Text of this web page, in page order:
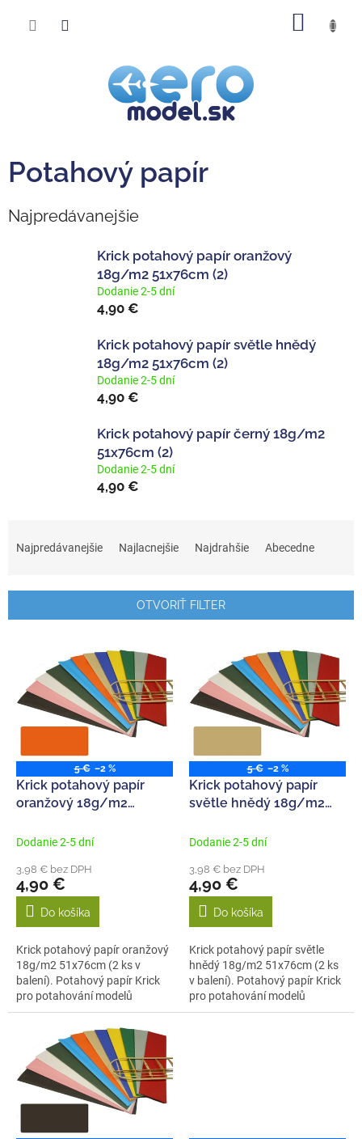
Potahový papír
Najpredávanejšie
Krick potahový papír oranžový
18g/m2 51x76cm (2)
Dodanie 2-5 dní
4,90 €
Krick potahový papír světle hnědý
18g/m2 51x76cm (2)
Dodanie 2-5 dní
4,90 €
Krick potahový papír černý 18g/m2
51x76cm (2)
Dodanie 2-5 dní
4,90 €
i
o
Najpredávanejšie Najlacnejšie Najdrahšie Abecedne
OTVORIŤ FILTER
u
5 € –2 %
Krick potahový papír
oranžový 18g/m2
Dodanie 2-5 dní
3,98 € bez DPH
4,90 €
Do košíka
Krick potahový papír oranžový
18g/m2 51x76cm (2 ks v
balení). Potahový papír Krick
pro potahování modelů
letadel...
5 € –2 %
Krick potahový papír
světle hnědý 18g/m2
Dodanie 2-5 dní
3,98 € bez DPH
4,90 €
Do košíka
Krick potahový papír světle
hnědý 18g/m2 51x76cm (2 ks
v balení). Potahový papír Krick
pro potahování modelů
letadel...